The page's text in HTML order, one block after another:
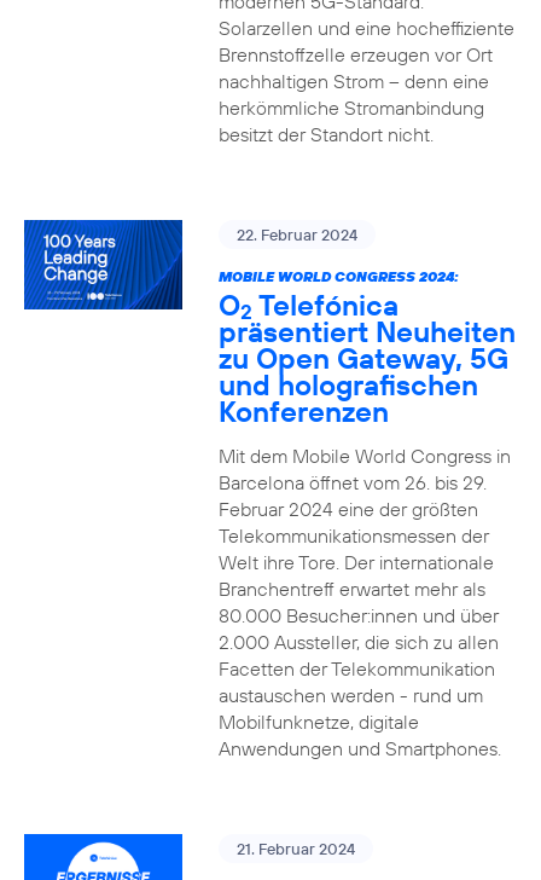
Solarzellen und eine hocheffiziente
Brennstoffzelle erzeugen vor Ort
nachhaltigen Strom – denn eine
herkömmliche Stromanbindung
besitzt der Standort nicht.
22. Februar 2024
MOBILE WORLD CONGRESS 2024:
O2 Telefónica
präsentiert Neuheiten
zu Open Gateway, 5G
und holografischen
Konferenzen
Mit dem Mobile World Congress in
Barcelona öffnet vom 26. bis 29.
Februar 2024 eine der größten
Telekommunikationsmessen der
Welt ihre Tore. Der internationale
Branchentreff erwartet mehr als
80.000 Besucher:innen und über
2.000 Aussteller, die sich zu allen
Facetten der Telekommunikation
austauschen werden - rund um
Mobilfunknetze, digitale
Anwendungen und Smartphones.
21. Februar 2024